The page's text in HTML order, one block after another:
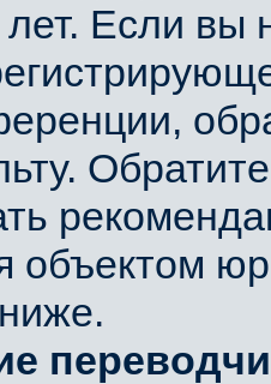
Если вы
объектом